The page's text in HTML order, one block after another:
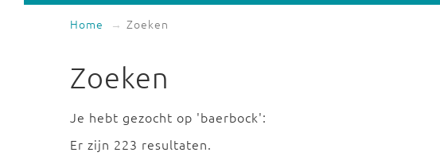
Home Zoeken
Zoeken
Je hebt gezocht op 'baerbock':
Er zijn 223 resultaten.